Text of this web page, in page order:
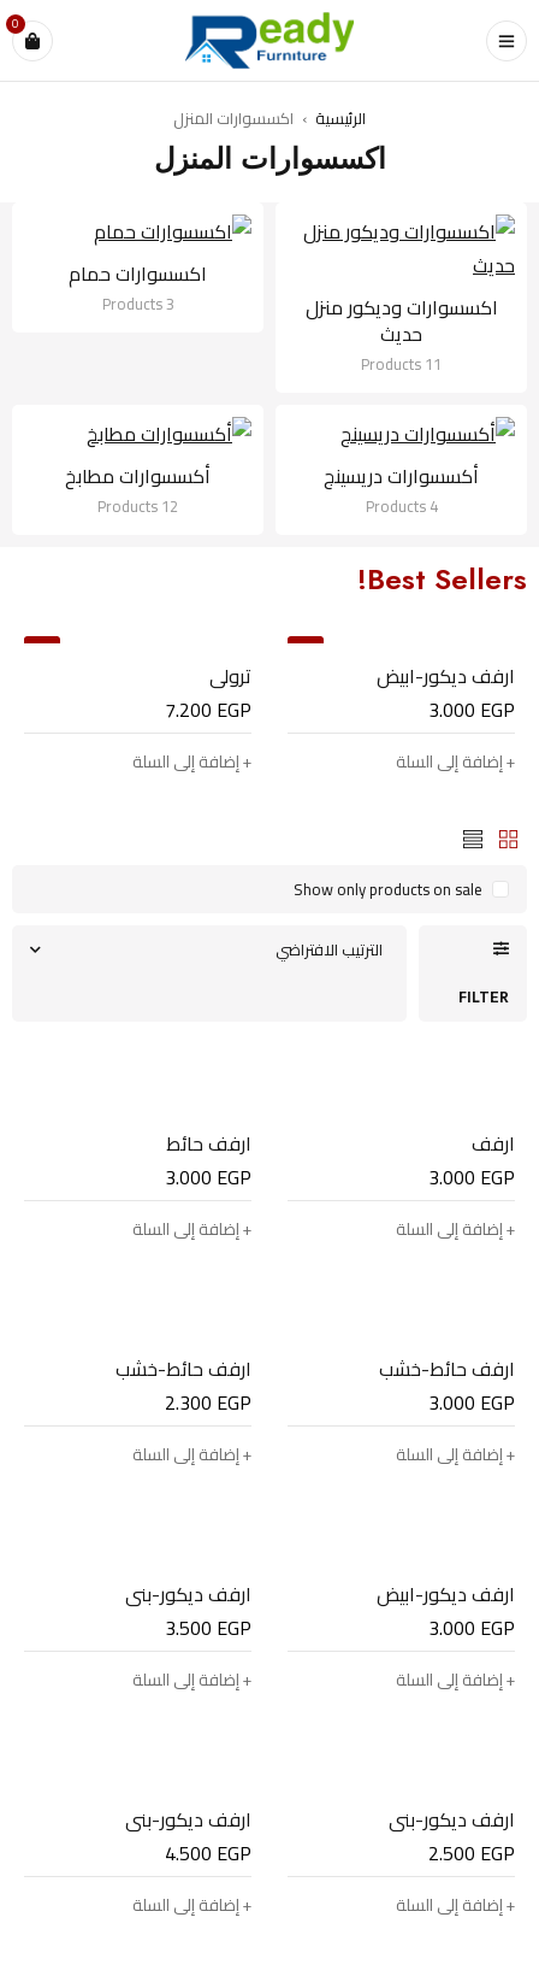
0
الرئيسية › اكسسوارات المنزل
اكسسوارات المنزل
اكسسوارات وديكور منزل
حديث
11 Products
اكسسوارات حمام
3 Products
أكسسوارات دريسينج
4 Products
أكسسوارات مطابخ
12 Products
Best Sellers!
05
ترولي
7.200 EGP
إضافة إلى السلة
06
ارفف ديكور-ابيض
3.000 EGP
إضافة إلى السلة
FILTER
الترتيب الافتراضي
Show only products on sale
ارفف
3.000 EGP
إضافة إلى السلة
ارفف حائط
3.000 EGP
إضافة إلى السلة
ارفف حائط-خشب
3.000 EGP
إضافة إلى السلة
ارفف حائط-خشب
2.300 EGP
إضافة إلى السلة
ارفف ديكور-ابيض
3.000 EGP
إضافة إلى السلة
ارفف ديكور-بني
3.500 EGP
إضافة إلى السلة
ارفف ديكور-بني
2.500 EGP
إضافة إلى السلة
ارفف ديكور-بني
4.500 EGP
إضافة إلى السلة